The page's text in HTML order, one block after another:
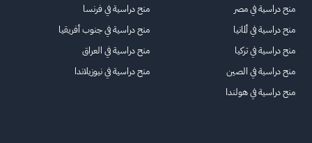
منح دراسية في مصر
منح دراسية في ألمانيا
منح دراسية في تركيا
منح دراسية في الصين
منح دراسية في هولندا
منح دراسية في فرنسا
منح دراسية في جنوب أفريقيا
منح دراسية في العراق
منح دراسية في نيوزيلاندا